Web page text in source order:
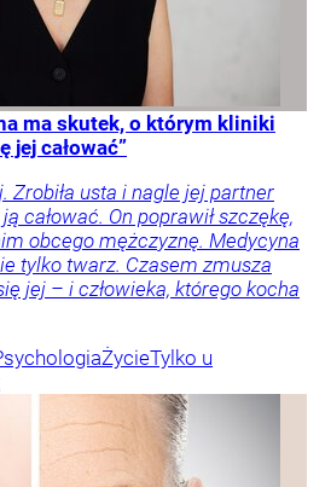
ma skutek, o którym kliniki
jej całować”
Zrobiła usta i nagle jej partner
całować. On poprawił szczękę,
obcego mężczyznę. Medycyna
tylko twarz. Czasem zmusza
jej – i człowieka, którego kocha
ŻycieTylko u